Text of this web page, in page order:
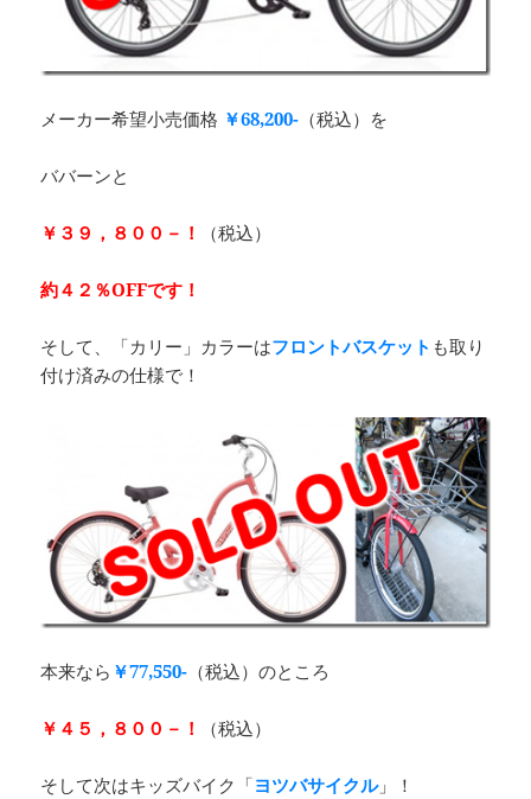
メーカー希望小売価格 ￥68,200- （税込）を
ババーンと
￥３９，８００－ ！ （税込）
約４２％OFFです！
そして、「カリー」カラーはフロントバスケット も取り
付け済みの仕様で！
本来なら ￥77,550- （税込）のところ
￥４５，８００－！ （税込）
そして次はキッズバイク「ヨツバサイクル」！